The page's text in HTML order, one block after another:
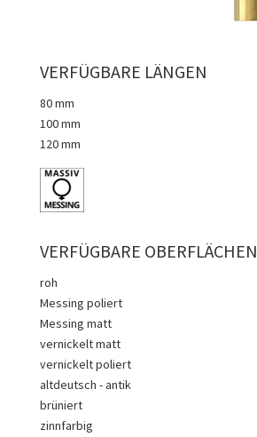
VERFÜGBARE LÄNGEN
80 mm
100 mm
120 mm
VERFÜGBARE OBERFLÄCHEN
roh
Messing poliert
Messing matt
vernickelt matt
vernickelt poliert
altdeutsch - antik
brüniert
zinnfarbig